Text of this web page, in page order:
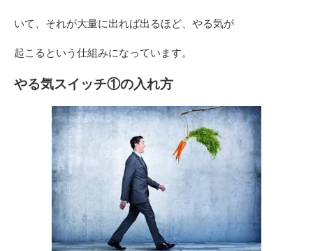
いて、それが大量に出れば出るほど、やる気が
起こるという仕組みになっています。
やる気スイッチ①の入れ方